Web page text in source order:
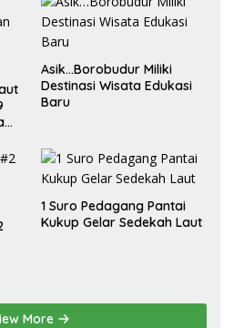
Asik…Borobudur Miliki
Destinasi Wisata Edukasi
Baru
1 Suro Pedagang Pantai
Kukup Gelar Sedekah Laut
More